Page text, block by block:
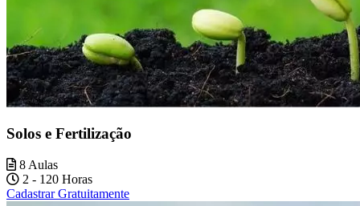
Solos e Fertilização
8 Aulas
2 - 120 Horas
Cadastrar Gratuitamente